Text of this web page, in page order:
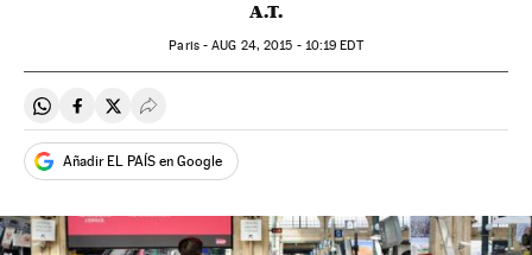
A.T.
Paris -AUG 24, 2015 - 10:19 EDT
Compartir en Whatsapp
Compartir en Facebook
Compartir en Twitter
Desplegar Redes Sociales
Añadir EL PAÍS en Google